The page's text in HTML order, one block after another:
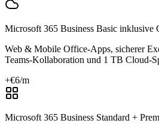
Microsoft 365 Business Basic inklusive
Web & Mobile Office-Apps, sicherer
Teams-Kollaboration und 1 TB Cloud-
+€6/m
Microsoft 365 Business Standard +